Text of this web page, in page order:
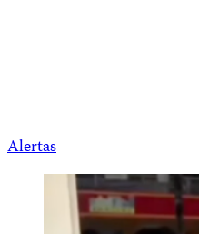
Alertas